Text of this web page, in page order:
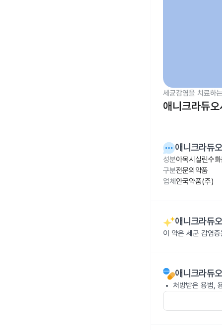
세균감염을 치료하
애니크라듀
애니크라듀
성분아목시실린수
구분전문의약품
업체 안국약품(주)
애니크라듀
이 약은 세균 감염
애니크라듀
처방받은 용법,